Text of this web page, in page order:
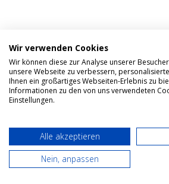
Nutze den Rezeptrechner
Nährwerte für deine
Rezepte zu berechnen je
und je Rezept. Mit der GRATIS
kannst du die Makronährstoffe
Mit demRezeptrechner PRO
du auch die
Nährwerte und der Ballaststoffe
vornehmen. Probier diesen
Wir verwenden Cookies
Wir können diese zur Analyse unserer
unsere Webseite zu verbessern,
Ihnen ein großartiges Webseiten-Erlebnis zu
Informationen zu den von uns verwendeten
Einstellungen.
Alle akzeptieren
Nein, anpassen